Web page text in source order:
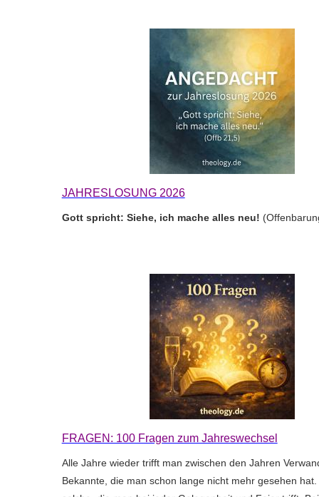
JAHRESLOSUNG 2026
Gott spricht: Siehe, ich mache alles neu!
FRAGEN: 100 Fragen zum Jahreswechsel
Alle Jahre wieder trifft man zwischen den Jahren
Bekannte, die man schon lange nicht mehr gesehen